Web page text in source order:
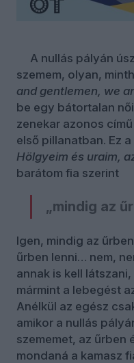
A nullás pályán
szemem, olyan,
and gentlemen, we
be egy bátortalan
zenekar azonos
első pillanatban. Ez
Hölgyeim és uraim,
barátom fia szerint
„mindig az
Igen, mindig az
űrben lenni… nem,
annak is kell
mármint a lebegést
Anélkül az egész
amikor a nullás
szememet, az űrben
mondaná a kamasz